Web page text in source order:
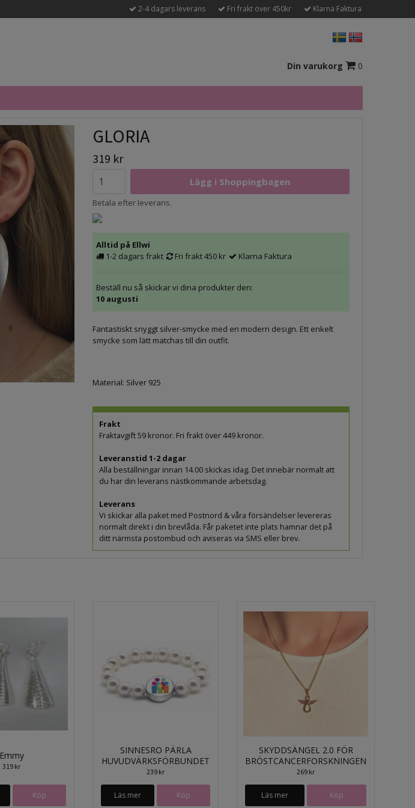
2-4 dagars leverans Fri frakt över 450kr Klarna Faktura
Din varukorg 0
GLORIA
319 kr
Betala efter leverans.
Alltid på Ellwi
1-2 dagars frakt
Fri frakt 450 kr Klarna Faktura
Beställ nu så skickar vi dina produkter den:
10 augusti
Fantastiskt snyggt silver-smycke med en modern design. Ett enkelt
smycke som lätt matchas till din outfit.
Material: Silver 925
Frakt
Fraktavgift 59 kronor. Fri frakt över 449 kronor.
Leveranstid 1-2 dagar
Alla beställningar innan 14.00 skickas idag. Det innebär normalt att
du har din leverans nästkommande arbetsdag.
Leverans
Vi skickar alla paket med Postnord & våra försändelser levereras
normalt direkt i din brevlåda. Får paketet inte plats hamnar det på
ditt närmsta postombud och aviseras via SMS eller brev.
Emmy
319 kr
SINNESRO PÄRLA
HUVUDVÄRKSFÖRBUNDET
239 kr
Läs mer
SKYDDSÄNGEL 2.0 FÖR
BRÖSTCANCERFORSKNINGEN
269 kr
Läs mer Köp